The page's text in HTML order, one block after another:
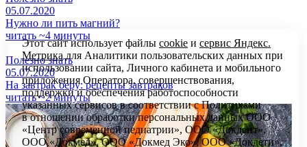
05.07.2020
Нужно ли пить магний?
читать ~4 минуты
Полезно знать
05.07.2020
На завтрак беру: рецепты завтраков
читать ~2 минуты
Этот сайт использует файлы cookie и сервис Яндекс.
Метрика для Аналитики пользовательских данных при
использовании сайта, Личного кабинета и мобильного
приложения Оператора, совершенствования,
поддержки и обеспечения работоспособности
указанных сервисов в соответствии сПолитиками
в отношении обработки персональныхданных ООО
«Центр современной педиатрии», ООО «Докдент»,
ООО «Докмед», ООО «Докмед Эко», ООО «Докдети»,